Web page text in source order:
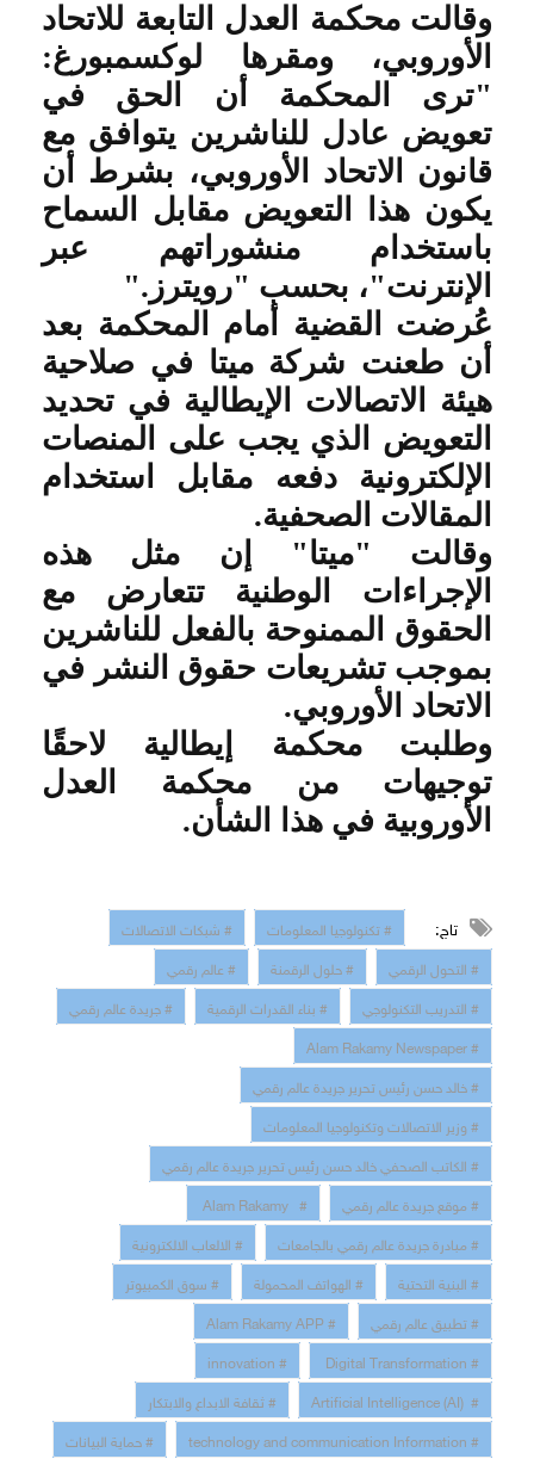
وقالت محكمة العدل التابعة للاتحاد
الأوروبي، ومقرها لوكسمبورغ:
"ترى المحكمة أن الحق في
تعويض عادل للناشرين يتوافق مع
قانون الاتحاد الأوروبي، بشرط أن
يكون هذا التعويض مقابل السماح
باستخدام منشوراتهم عبر
الإنترنت"، بحسب "رويترز ".
عُرضت القضية أمام المحكمة بعد
أن طعنت شركة ميتا في صلاحية
هيئة الاتصالات الإيطالية في تحديد
التعويض الذي يجب على المنصات
الإلكترونية دفعه مقابل استخدام
المقالات الصحفية.
وقالت "ميتا" إن مثل هذه
الإجراءات الوطنية تتعارض مع
الحقوق الممنوحة بالفعل للناشرين
بموجب تشريعات حقوق النشر في
الاتحاد الأوروبي.
وطلبت محكمة إيطالية لاحقًا
توجيهات من محكمة العدل
الأوروبية في هذا الشأن.
تاج: # تكنولوجيا المعلومات
# شبكات الاتصالات
# التحول الرقمي
# حلول الرقمنة
# عالم رقمي
# التدريب التكنولوجي
# بناء القدرات الرقمية
# جريدة عالم رقمي
# Alam Rakamy Newspaper
# خالد حسن رئيس تحرير جريدة عالم رقمي
# وزير الاتصالات وتكنولوجيا المعلومات
# الكاتب الصحفي خالد حسن رئيس تحرير جريدة عالم رقمي
# موقع جريدة عالم رقمي
# Alam Rakamy
# مبادرة جريدة عالم رقمي بالجامعات
# الالعاب الالكترونية
# البنية التحتية
# الهواتف المحمولة
# سوق الكمبيوتر
# تطبيق عالم رقمي
# Alam Rakamy APP
# Digital Transformation
# innovation
# Artificial Intelligence (AI)
# ثقافة الابداع والابتكار
# technology and communication Information
# حماية البيانات